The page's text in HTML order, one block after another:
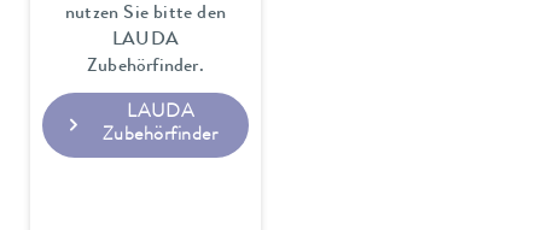
nutzen Sie bitte den
LAUDA
Zubehörfinder.
LAUDA
Zubehörfinder